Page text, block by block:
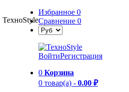
TexноStyle
Избранное 0
Сравнение 0
ВойтиРегистрация
0 Корзина
0 товар(а) - 0.00 ₽